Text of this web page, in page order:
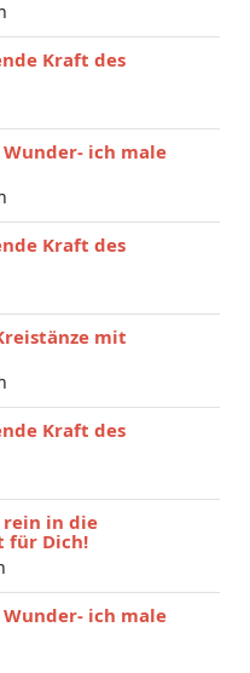
Kraft des
ich male
Kraft des
mit
Kraft des
rein in die
für Dich!
ich male